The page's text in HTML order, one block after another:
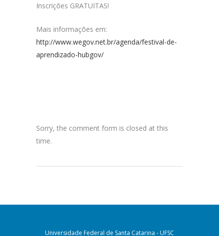
Inscrições GRATUITAS!
Mais informações em:
http://www.wegov.net.br/agenda/festival-de-
aprendizado-hubgov/
Sorry, the comment form is closed at this
time.
Universidade Federal de Santa Catarina - UFSC